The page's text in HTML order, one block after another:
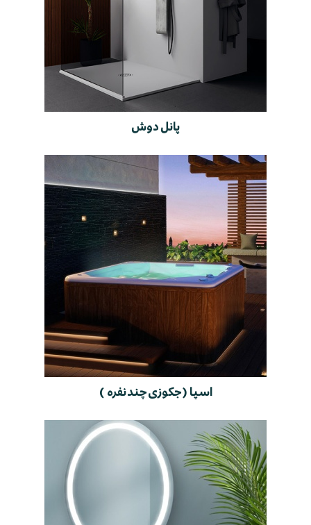
پانل دوش
اسپا ( جکوزی چند نفره )